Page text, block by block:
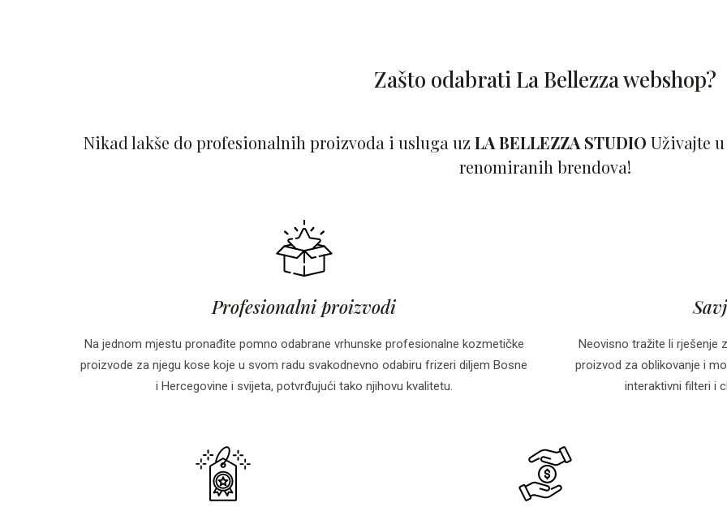
Zašto odabrati La Bellezza webshop?
Nikad lakše do profesionalnih proizvoda i usluga uz LA BELLEZZA STUDIO Uživajte
renomiranih brendova!
Profesionalni proizvodi
Na jednom mjestu pronađite pomno odabrane vrhunske profesionalne kozmetičke
proizvode za njegu kose koje u svom radu svakodnevno odabiru frizeri diljem Bosne
i Hercegovine i svijeta, potvrđujući tako njihovu kvalitetu.
Neovisno tražite li rješenje
proizvod za oblikovanje i
interaktivni filteri i